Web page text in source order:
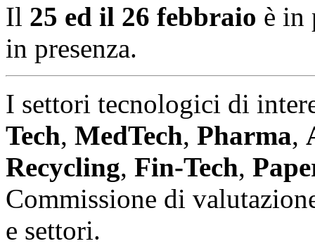
Il 25 ed il 26 febbraio è in
in presenza.
I settori tecnologici di
Tech, MedTech, Pharma,
Recycling, Fin-Tech,
Commissione di
e settori.